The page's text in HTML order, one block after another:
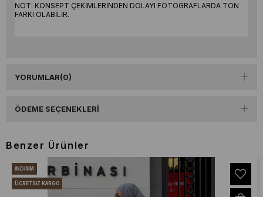
NOT: KONSEPT ÇEKİMLERİNDEN DOLAYI FOTOGRAFLARDA TON
FARKI OLABİLİR.
YORUMLAR(0)
ÖDEME SEÇENEKLERI
Benzer Ürünler
İNDIRIM
ÜCRETSIZ KARGO